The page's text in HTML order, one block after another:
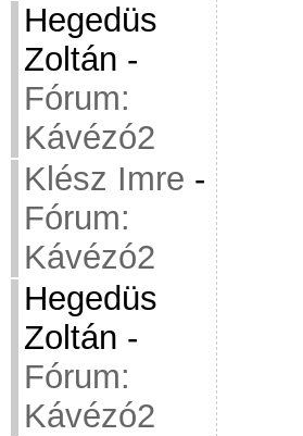
Hegedüs
Zoltán -
Fórum:
Kávézó2
Klész Imre -
Fórum:
Kávézó2
Hegedüs
Zoltán -
Fórum:
Kávézó2